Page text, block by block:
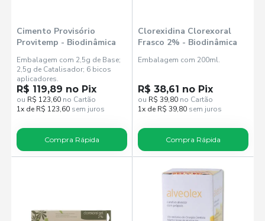
Cimento Provisório
Provitemp - Biodinâmica
Embalagem com 2,5g de Base;
2,5g de Catalisador; 6 bicos
aplicadores.
R$ 119,89 no Pix
ou R$ 123,60 no Cartão
1x de R$ 123,60 sem juros
Compra Rápida
Clorexidina Clorexoral
Frasco 2% - Biodinâmica
Embalagem com 200ml.
R$ 38,61 no Pix
ou R$ 39,80 no Cartão
1x de R$ 39,80 sem juros
Compra Rápida